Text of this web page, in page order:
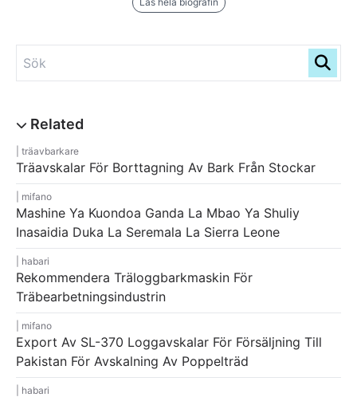
träavbarkare
Träavskalar För Borttagning Av Bark Från Stockar
mifano
Mashine Ya Kuondoa Ganda La Mbao Ya Shuliy
Inasaidia Duka La Seremala La Sierra Leone
habari
Rekommendera Träloggbarkmaskin För
Träbearbetningsindustrin
mifano
Export Av SL-370 Loggavskalar För Försäljning Till
Pakistan För Avskalning Av Poppelträd
habari